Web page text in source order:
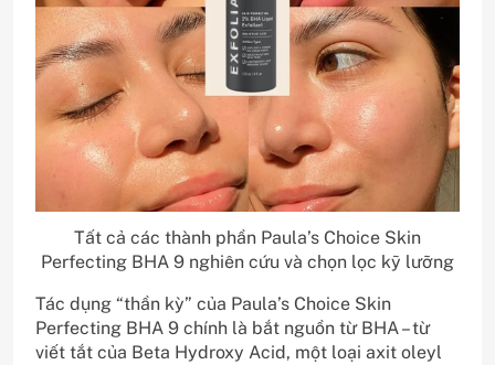
Tất cả các thành phần Paula’s Choice Skin
Perfecting BHA 9 nghiên cứu và chọn lọc kỹ lưỡng
Tác dụng “thần kỳ” của Paula’s Choice Skin
Perfecting BHA 9 chính là bắt nguồn từ BHA – từ
viết tắt của Beta Hydroxy Acid, một loại axit oleyl